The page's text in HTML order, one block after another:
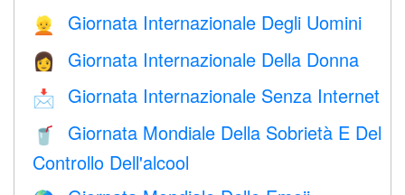
👱 Giornata Internazionale Degli Uomini
👩 Giornata Internazionale Della Donna
📩 Giornata Internazionale Senza Internet
🥤
Giornata Mondiale Della Sobrietà E Del
Controllo Dell'alcool